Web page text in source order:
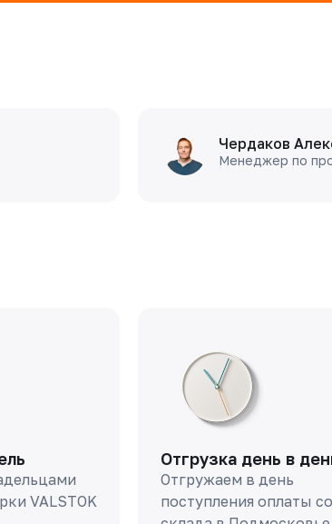
Чердаков
Менеджер по
VALSTOK
Отгрузка день в
Отгружаем в день
поступления оплаты со